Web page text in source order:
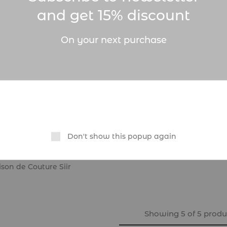
de Couture Siir
Showing 5 of5
and get 15% discount
On your next purchase
Don't show this popup again